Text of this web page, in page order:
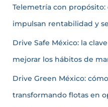
Telemetría con propósito:
impulsan rentabilidad y
Drive Safe México: la
mejorar los hábitos de
Drive Green México:
transformando flotas en